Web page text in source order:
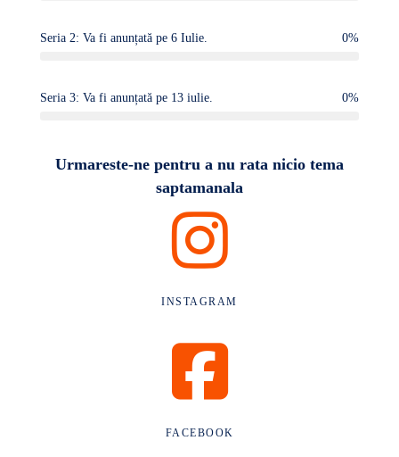
Seria 2: Va fi anunțată pe 6 Iulie. 0%
Seria 3: Va fi anunțată pe 13 iulie. 0%
Urmareste-ne pentru a nu rata nicio tema
saptamanala
INSTAGRAM
FACEBOOK